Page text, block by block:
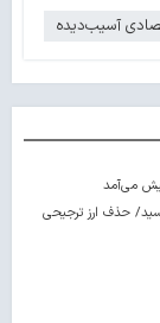
آسیب‌دیده
می‌آمد
حذف ارز ترجیحی